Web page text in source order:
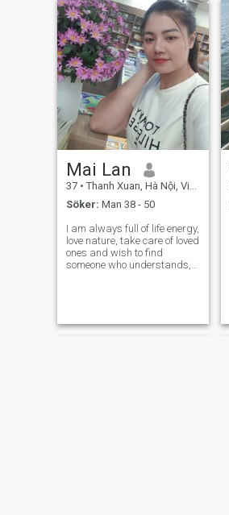
Mai Lan
37 • Thanh Xuan, Hà Nội, Vietnam
Söker: Man 38 - 50
I am always full of life energy,
love nature, take care of loved
ones and wish to find
someone who understands,